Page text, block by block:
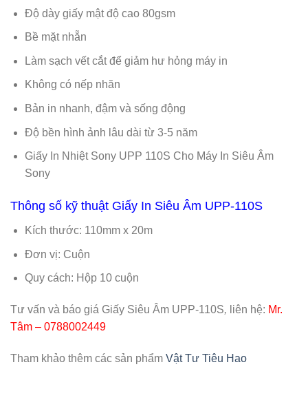
Độ dày giấy mật độ cao 80gsm
Bề mặt nhẵn
Làm sạch vết cắt để giảm hư hỏng máy in
Không có nếp nhăn
Bản in nhanh, đậm và sống động
Độ bền hình ảnh lâu dài từ 3-5 năm
Giấy In Nhiệt Sony UPP 110S Cho Máy In Siêu Âm
Sony
Thông số kỹ thuật Giấy In Siêu Âm UPP-110S
Kích thước: 110mm x 20m
Đơn vị: Cuộn
Quy cách: Hộp 10 cuộn
Tư vấn và báo giá Giấy Siêu Âm UPP-110S, liên hệ: Mr.
Tâm – 0788002449
Tham khảo thêm các sản phẩm Vật Tư Tiêu Hao